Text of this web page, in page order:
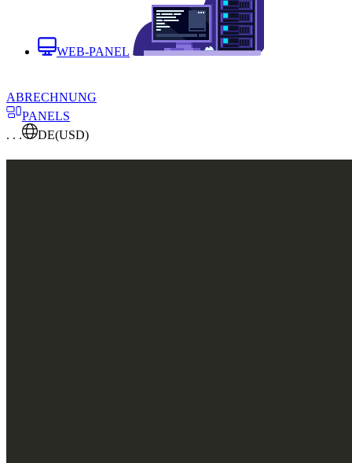
WEB-PANEL
ABRECHNUNG
PANELS
. . .
DE(USD)